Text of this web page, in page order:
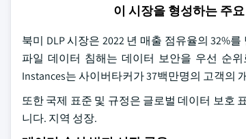
이 시장을 형성하는 주
북미 DLP 시장은 2022 년 매출 점유율의 32%
파일 데이터 침해는 데이터 보안을 우선 순
Instances는 사이버타커가 37백만명의 고객의
또한 국제 표준 및 규정은 글로벌 데이터 보호
니다. 지역 성장.